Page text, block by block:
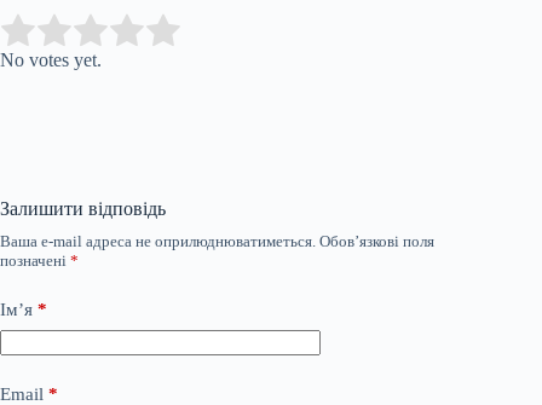
Rate this item:
No votes yet.
Залишити відповідь
Ваша e-mail адреса не оприлюднюватиметься. Обов’язкові поля
позначені *
Ім’я *
Email *